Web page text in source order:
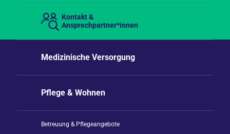
Kontakt &
Ansprechpartner*innen
Medizinische Versorgung
Pflege & Wohnen
Betreuung & Pflegeangebote